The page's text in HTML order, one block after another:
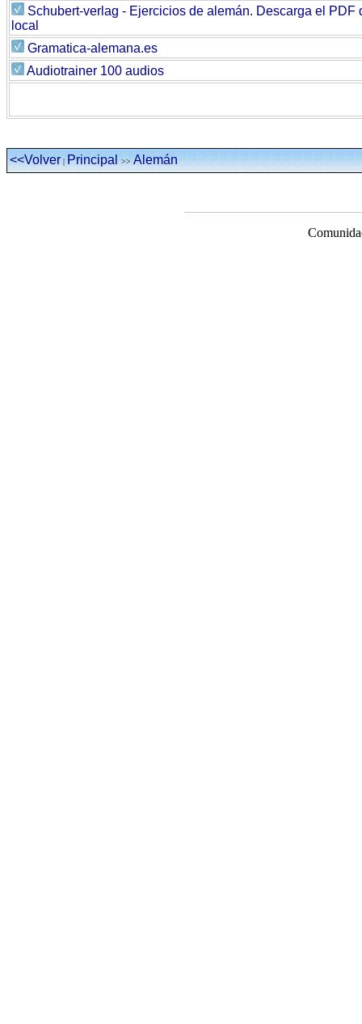
Schubert-verlag - Ejercicios de alemán. Descarga el
local
Gramatica-alemana.es
Audiotrainer 100 audios
<<Volver|Principal >>Alemán